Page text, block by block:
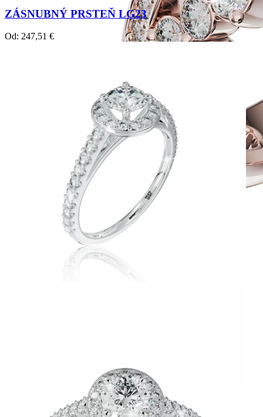
Svadobné obrúčky
ZÁSNUBNÝ PRSTEŇ LG23
Od: 247,51 €